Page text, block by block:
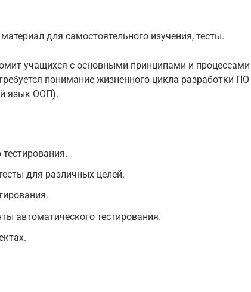
для самостоятельного изучения, тесты.
учащихся с основными принципами и процессами
понимание жизненного цикла разработки ПО
язык ООП).
для различных целей.
автоматического тестирования.